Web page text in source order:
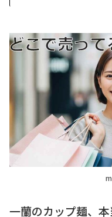
一蘭のカップ麺、